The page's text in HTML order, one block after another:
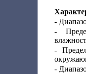
-
-
-
-